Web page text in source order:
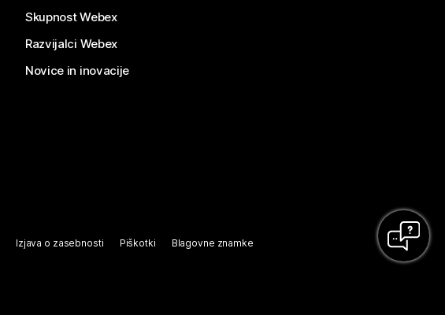
Skupnost Webex
Razvijalci Webex
Novice in inovacije
Izjava o zasebnosti Piškotki Blagovne znamke